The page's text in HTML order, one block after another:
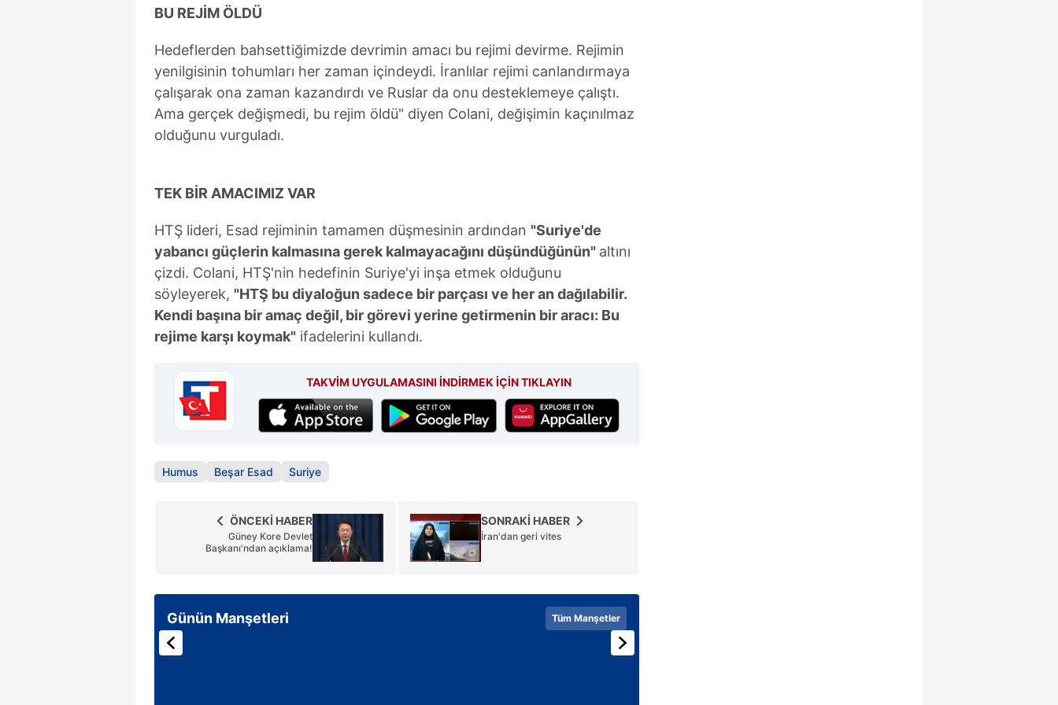
mevzuata uygun olarak kullanılan çerezlerle ilgili bilgi almak için lütfen
BU REJİM ÖLDÜ
Hedeflerden bahsettiğimizde devrimin amacı bu rejimi devirme. Rejimin
yenilgisinin tohumları her zaman içindeydi. İranlılar rejimi canlandırmaya
çalışarak ona zaman kazandırdı ve Ruslar da onu desteklemeye çalıştı.
Ama gerçek değişmedi, bu rejim öldü" diyen Colani, değişimin kaçınılmaz
olduğunu vurguladı.
TEK BİR AMACIMIZ VAR
HTŞ lideri, Esad rejiminin tamamen düşmesinin ardından "Suriye'de
yabancı güçlerin kalmasına gerek kalmayacağını düşündüğünün" altını
çizdi. Colani, HTŞ'nin hedefinin Suriye'yi inşa etmek olduğunu
söyleyerek, "HTŞ bu diyaloğun sadece bir parçası ve her an dağılabilir.
Kendi başına bir amaç değil, bir görevi yerine getirmenin bir aracı: Bu
rejime karşı koymak" ifadelerini kullandı.
TAKVİM UYGULAMASINI İNDİRMEK İÇİN TIKLAYIN
Humus Beşar Esad Suriye
SONRAKİ HABER
İran'dan geri vites
ÖNCEKİ HABER
Güney Kore Devlet
Başkanı'ndan açıklama!
Günün Manşetleri Tüm Manşetler